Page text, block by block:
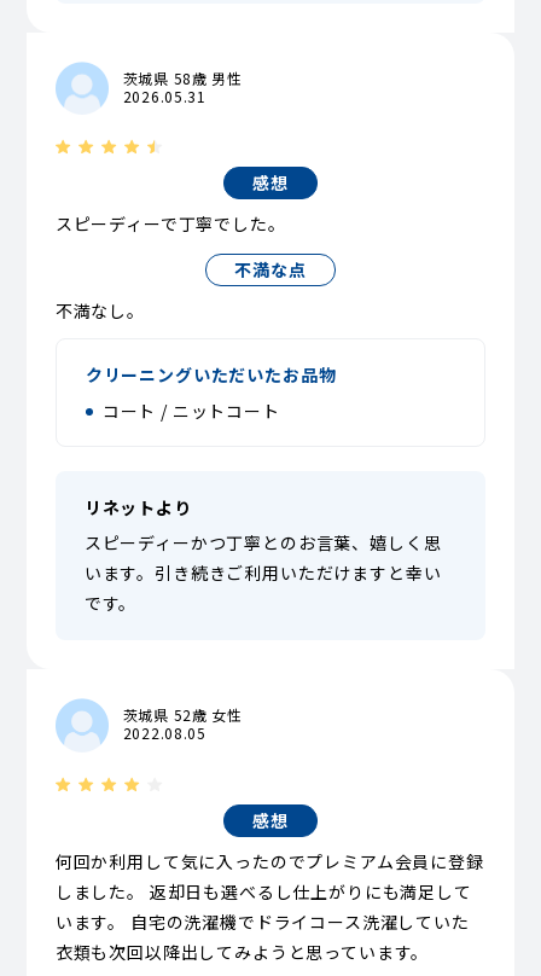
茨城県 58歳 男性
2026.05.31
感想
スピーディーで丁寧でした。
不満な点
不満なし。
クリーニングいただいたお品物
コート / ニットコート
リネットより
スピーディーかつ丁寧とのお言葉、嬉しく思
います。引き続きご利用いただけますと幸い
です。
茨城県 52歳 女性
2022.08.05
感想
何回か利用して気に入ったのでプレミアム会員に登録
しました。 返却日も選べるし仕上がりにも満足して
います。 自宅の洗濯機でドライコース洗濯していた
衣類も次回以降出してみようと思っています。